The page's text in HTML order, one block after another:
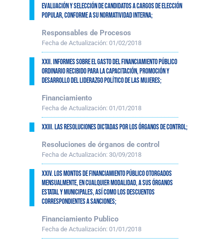
evaluación y selección de candidatos a cargos de elección
popular, conforme a su normatividad interna;
Responsables de Procesos
Fecha de Actualización: 01/02/2018
XXII. Informes sobre el gasto del financiamiento público
ordinario recibido para la capacitación, promoción y
desarrollo del liderazgo político de las mujeres;
Financiamiento
Fecha de Actualización: 01/01/2018
XXIII. Las resoluciones dictadas por los órganos de control;
Resoluciones de órganos de control
Fecha de Actualización: 30/09/2018
XXIV. Los montos de financiamiento público otorgados
mensualmente, en cualquier modalidad, a sus órganos
estatal y municipales, así como los descuentos
correspondientes a sanciones;
Financiamiento Publico
Fecha de Actualización: 01/01/2018